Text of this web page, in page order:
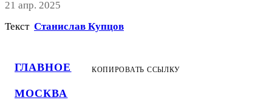
ГЛАВНОЕ
МОСКВА
21 апр. 2025
Текст Станислав Купцов
КОПИРОВАТЬ ССЫЛКУ